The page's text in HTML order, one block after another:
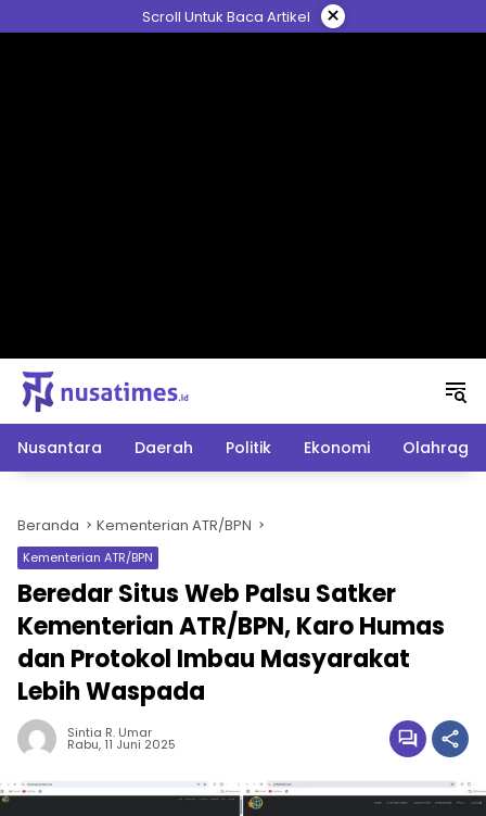
ke
Scroll Untuk Baca Artikel ×
Nusantara Daerah Politik Ekonomi Olahraga
Beranda Kementerian ATR/BPN
Kementerian ATR/BPN
Beredar Situs Web Palsu Satker
Kementerian ATR/BPN, Karo Humas
dan Protokol Imbau Masyarakat
Lebih Waspada
Sintia R. Umar
Rabu, 11 Juni 2025